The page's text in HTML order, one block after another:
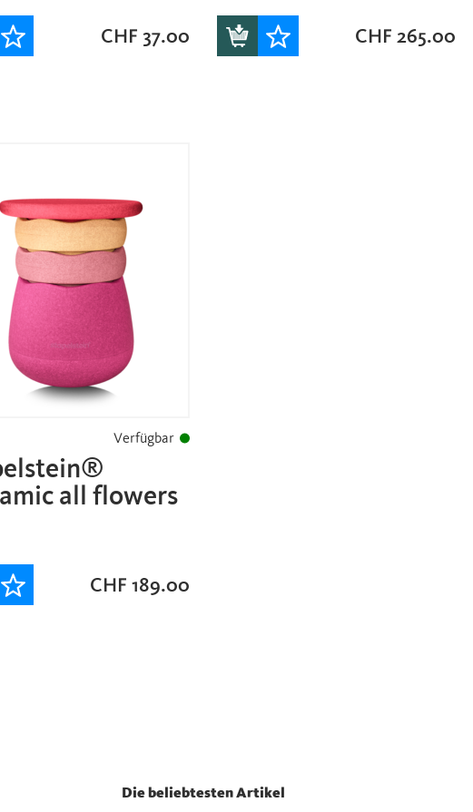
CHF 37.00 CHF 265.00
Verfügbar
all flowers
CHF 189.00
Die beliebtesten Artikel